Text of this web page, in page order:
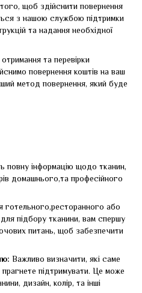
щоб здійснити повернення
з нашою службою підтримки
та надання необхідної
та перевірки
повернення коштів на ваш
метод повернення, який буде
повну інформацію щодо тканин,
домашнього,та професійного
готельного,ресторанного або
підбору тканини, вам спершу
питань, щоб забезпечити
Важливо визначити, які саме
прагнете підтримувати. Це може
дизайн, колір, та інші